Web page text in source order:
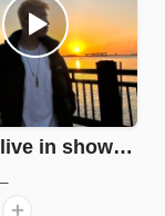
Ra1ny-live in show (demo)